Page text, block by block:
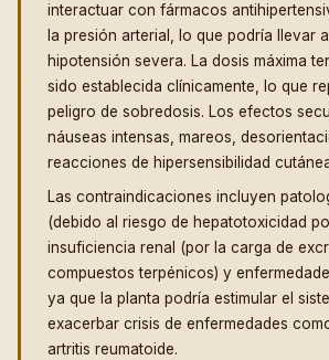
interactuar con fármacos
la presión arterial, lo que podría llevar
hipotensión severa. La dosis máxima
sido establecida clínicamente, lo que
peligro de sobredosis. Los efectos
náuseas intensas, mareos,
reacciones de hipersensibilidad
Las contraindicaciones incluyen
(debido al riesgo de hepatotoxicidad
insuficiencia renal (por la carga de
compuestos terpénicos) y
ya que la planta podría estimular el
exacerbar crisis de enfermedades
artritis reumatoide.